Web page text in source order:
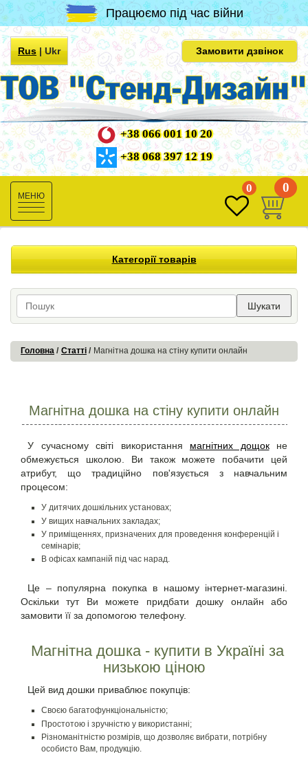
Працюємо під час війни
Rus|Ukr Замовити дзвінок
+38 066 001 10 20
+38 068 397 12 19
Toggle
navigation
0 0
Категорії товарів
Шукати
Головна Статті Магнітна дошка на стіну купити онлайн
Магнітна дошка на стіну купити онлайн
У сучасному світі використання магнітних дощокне
обмежується школою. Ви також можете побачити цей
атрибут, що традиційно пов'язується з навчальним
процесом:
У дитячих дошкільних установах;
У вищих навчальних закладах;
У приміщеннях, призначених для проведення конференцій і
семінарів;
В офісах кампаній під час нарад.
Це – популярна покупка в нашому інтернет-магазині.
Оскільки тут Ви можете придбати дошку онлайн або
замовити її за допомогою телефону.
Магнітна дошка - купити в Україні за
низькою ціною
Цей вид дошки приваблює покупців:
Своєю багатофункціональністю;
Простотою і зручністю у використанні;
Різноманітністю розмірів, що дозволяє вибрати, потрібну
особисто Вам, продукцію.